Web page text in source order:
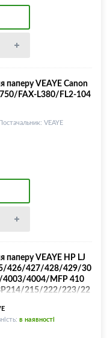
паперу VEAYE Canon
FAX-L380/FL2-104
VEAYE
паперу VEAYE HP LJ
426/427/428/429/30
4004/MFP 410
215/222/223/22
442/443/445/4
в наявності